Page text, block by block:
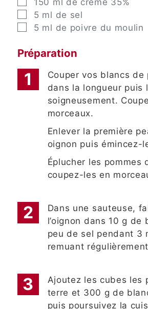
▢
5 ml de sel
▢
5 ml de poivre du moulin
Préparation
Couper vos blancs de
dans la longueur puis
soigneusement.
morceaux.
Enlever la première
oignon puis émincez-
Éplucher les pommes
coupez-les en
Dans une sauteuse,
l’oignon dans 10 g de
peu de sel pendant 3
remuant
Ajoutez les cubes les
terre et 300 g de
puis poursuivez la